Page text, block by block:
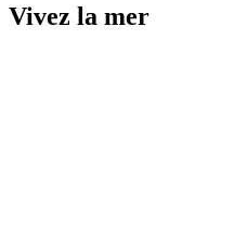
Vivez la mer